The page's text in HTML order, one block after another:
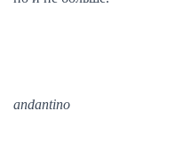
andantino